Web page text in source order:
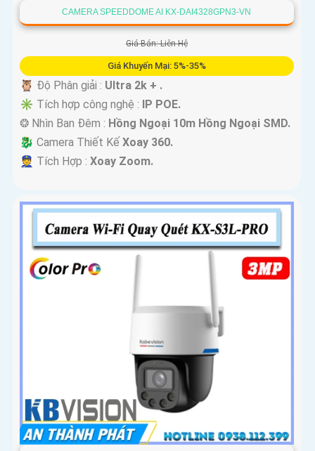
CAMERA SPEEDDOME AI KX-DAI4328GPN3-VN
Giá Bán: Liên Hệ
Giá Khuyến Mại: 5%-35%
🦉 Độ Phân giải : Ultra 2k + .
✳️ Tích hợp công nghệ : IP POE.
❂ Nhìn Ban Đêm : Hồng Ngoại 10m Hồng Ngoại SMD.
🐉️ Camera Thiết Kế Xoay 360.
️👮 Tích Hợp : Xoay Zoom.